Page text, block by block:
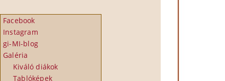
Facebook
Instagram
gi-MI-blog
Galéria
Kiváló diákok
Tablóképek